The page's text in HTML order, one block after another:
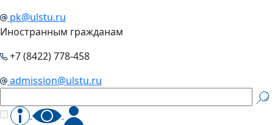
pk@ulstu.ru
Иностранным гражданам
+7 (8422) 778-458
admission@ulstu.ru